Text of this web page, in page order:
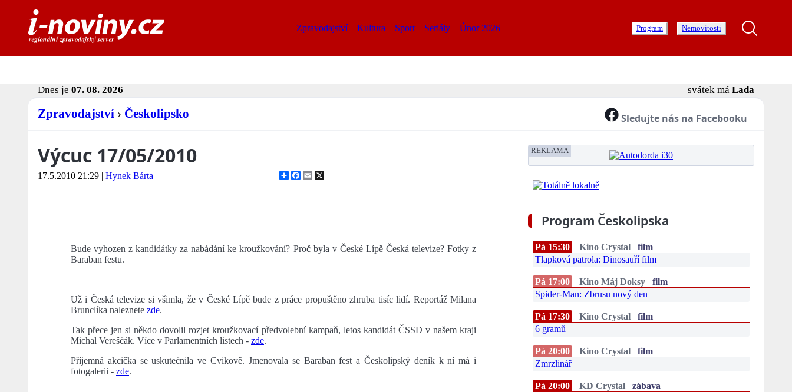
Zpravodajství Kultura Sport Seriály Únor 2026 Program Nemovitosti
Dnes je 07. 08. 2026 svátek má Lada
Zpravodajství › Českolipsko Sledujte nás na Facebooku
Výcuc 17/05/2010
17.5.2010 21:29 | Hynek Bárta ShareFacebook
Email
Bude vyhozen z kandidátky za nabádání ke kroužkování? Proč byla v České Lípě Česká televize? Fotky z
Baraban festu.
Už i Česká televize si všimla, že v České Lípě bude z práce propuštěno zhruba tisíc lidí. Reportáž Milana
Brunclíka naleznete zde.
Tak přece jen si někdo dovolil rozjet kroužkovací předvolební kampaň, letos kandidát ČSSD v našem kraji
Michal Vereščák. Více v Parlamentních listech - zde.
Příjemná akcička se uskutečnila ve Cvikově. Jmenovala se Baraban fest a Českolipský deník k ní má i
fotogalerii - zde.
REKLAMA
Program Českolipska
Pá 15:30 Kino Crystal
film
Tlapková patrola: Dinosauří film
Pá 17:00 Kino Máj Doksy
film
Spider-Man: Zbrusu nový den
Pá 17:30 Kino Crystal
film
6 gramů
Pá 20:00 Kino Crystal
film
Zmrzlinář
Pá 20:00 KD Crystal
zábava